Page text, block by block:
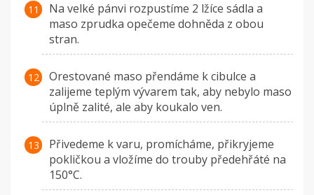
Na velké pánvi rozpustíme 2 lžíce sádla a
maso zprudka opečeme dohněda z obou
stran.
Orestované maso přendáme k cibulce a
zalijeme teplým vývarem tak, aby nebylo maso
úplně zalité, ale aby koukalo ven.
Přivedeme k varu, promícháme, přikryjeme
pokličkou a vložíme do trouby předehřáté na
150°C.